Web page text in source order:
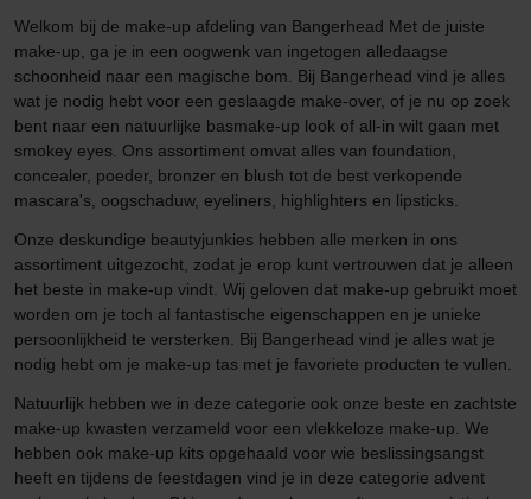
Welkom bij de make-up afdeling van Bangerhead Met de juiste
make-up, ga je in een oogwenk van ingetogen alledaagse
schoonheid naar een magische bom. Bij Bangerhead vind je alles
wat je nodig hebt voor een geslaagde make-over, of je nu op zoek
bent naar een natuurlijke basmake-up look of all-in wilt gaan met
smokey eyes. Ons assortiment omvat alles van foundation,
concealer, poeder, bronzer en blush tot de best verkopende
mascara's, oogschaduw, eyeliners, highlighters en lipsticks.
Onze deskundige beautyjunkies hebben alle merken in ons
assortiment uitgezocht, zodat je erop kunt vertrouwen dat je alleen
het beste in make-up vindt. Wij geloven dat make-up gebruikt moet
worden om je toch al fantastische eigenschappen en je unieke
persoonlijkheid te versterken. Bij Bangerhead vind je alles wat je
nodig hebt om je make-up tas met je favoriete producten te vullen.
Natuurlijk hebben we in deze categorie ook onze beste en zachtste
make-up kwasten verzameld voor een vlekkeloze make-up. We
hebben ook make-up kits opgehaald voor wie beslissingsangst
heeft en tijdens de feestdagen vind je in deze categorie advent